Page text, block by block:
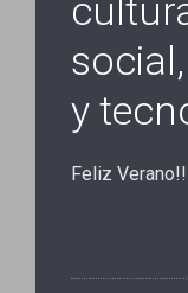
y
Feliz